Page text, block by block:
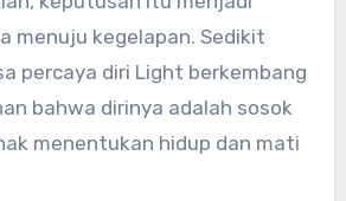
menuju kegelapan. Sedikit
percaya diri Light berkembang
bahwa dirinya adalah sosok
menentukan hidup dan mati